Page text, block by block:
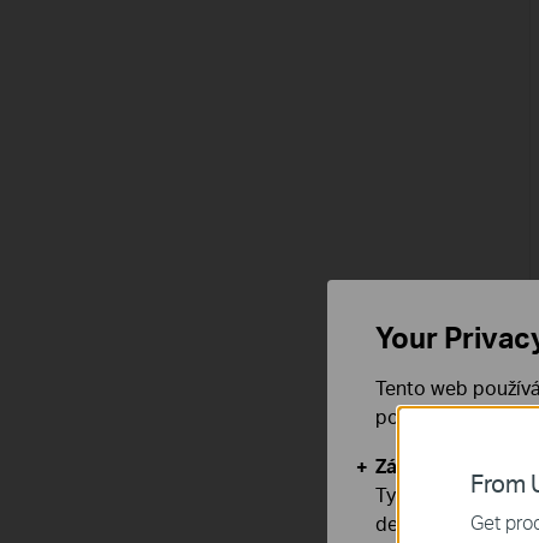
From
Get
Your
Tento web
používáním
Základní cookies
Tyto cookies jsou
deaktivovat.